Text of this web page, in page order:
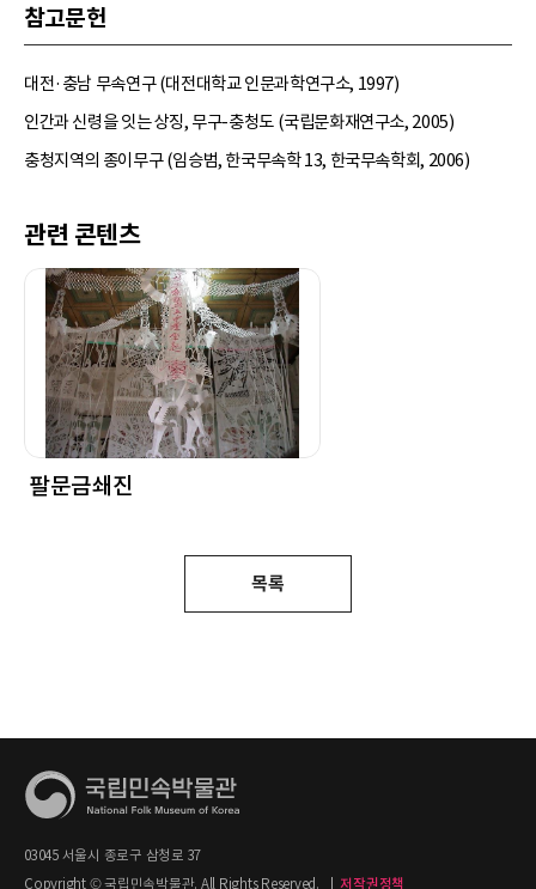
참고문헌
대전·충남 무속연구 (대전대학교 인문과학연구소, 1997)
인간과 신령을 잇는 상징, 무구-충청도 (국립문화재연구소, 2005)
충청지역의 종이무구 (임승범, 한국무속학 13, 한국무속학회, 2006)
관련 콘텐츠
팔문금쇄진
목록
03045 서울시 종로구 삼청로 37
Copyright © 국립민속박물관. All Rights Reserved.
저작권정책